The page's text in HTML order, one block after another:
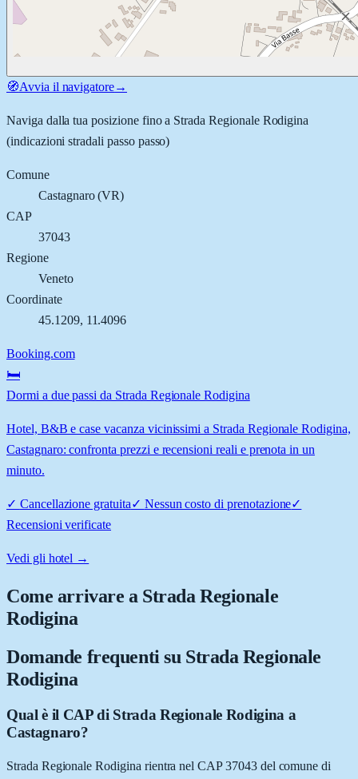
🧭Avvia il navigatore→
Naviga dalla tua posizione fino a Strada Regionale Rodigina
(indicazioni stradali passo passo)
Comune
Castagnaro(VR)
CAP
37043
Regione
Veneto
Coordinate
45.1209, 11.4096
Booking.com
🛏️
Dormi a due passi da Strada Regionale Rodigina
Hotel, B&B e case vacanza vicinissimi a Strada Regionale Rodigina,
Castagnaro: confronta prezzi e recensioni reali e prenota in un
minuto.
✓ Cancellazione gratuita✓ Nessun costo di prenotazione✓
Recensioni verificate
Vedi gli hotel →
Come arrivare a Strada Regionale
Rodigina
Domande frequenti su Strada Regionale
Rodigina
Qual è il CAP di Strada Regionale Rodigina a
Castagnaro?
Strada Regionale Rodigina rientra nel CAP 37043 del comune di